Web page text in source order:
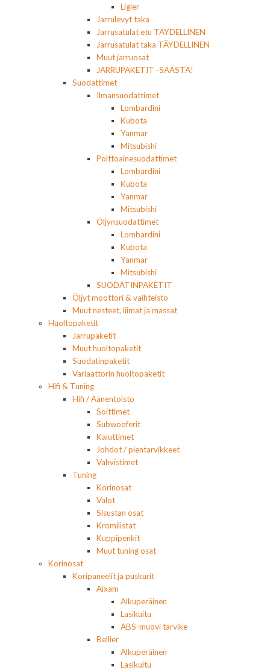
Ligier
Jarrulevyt taka
Jarrusatulat etu TÄYDELLINEN
Jarrusatulat taka TÄYDELLINEN
Muut jarruosat
JARRUPAKETIT -SÄÄSTÄ!
Suodattimet
Ilmansuodattimet
Lombardini
Kubota
Yanmar
Mitsubishi
Polttoainesuodattimet
Lombardini
Kubota
Yanmar
Mitsubishi
Öljynsuodattimet
Lombardini
Kubota
Yanmar
Mitsubishi
SUODATINPAKETIT
Öljyt moottori & vaihteisto
Muut nesteet, liimat ja massat
Huoltopaketit
Jarrupaketit
Muut huoltopaketit
Suodatinpaketit
Variaattorin huoltopaketit
Hifi & Tuning
Hifi / Äänentoisto
Soittimet
Subwooferit
Kaiuttimet
Johdot / pientarvikkeet
Vahvistimet
Tuning
Korinosat
Valot
Sisustan osat
Kromilistat
Kuppipenkit
Muut tuning osat
Korinosat
Koripaneelit ja puskurit
Aixam
Alkuperäinen
Lasikuitu
ABS-muovi tarvike
Bellier
Alkuperäinen
Lasikuitu